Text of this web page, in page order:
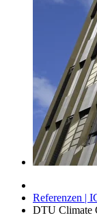
Referenzen |
DTU Climate